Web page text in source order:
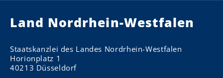
Land Nordrhein-Westfalen
Staatskanzlei des Landes Nordrhein-Westfalen
Horionplatz 1
40213 Düsseldorf